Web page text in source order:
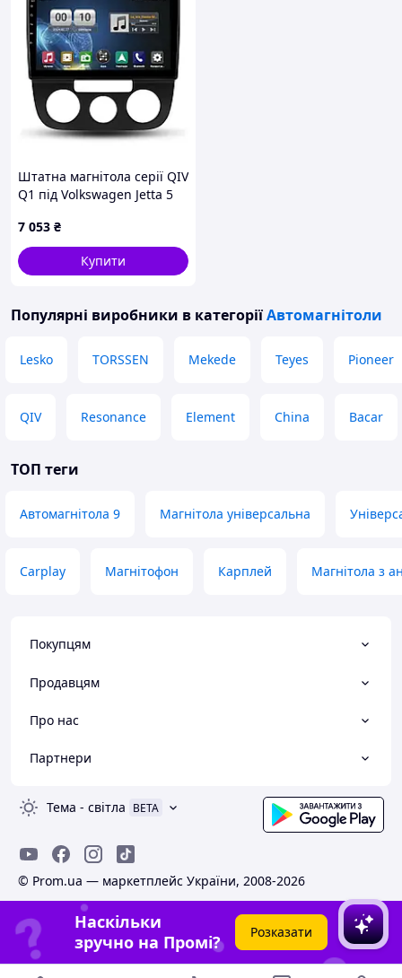
Штатна магнітола серії QIV
Q1 під Volkswagen Jetta 5
2012 (F1) (W1) 10 дюймів
7 053 ₴
Купити
Популярні виробники в категоріїАвтомагнітоли
Lesko TORSSEN Mekede Teyes Pioneer
QIV Resonance Element China Bacar
ТОП теги
Автомагнітола 9 Магнітола універсальна
Carplay Магнітофон Карплей Магнітола з
Покупцям
Продавцям
Про нас
Партнери
Тема - світла BETA
© Prom.ua — маркетплейс України, 2008-2026
Наскільки
зручно на Промі?
Розказати